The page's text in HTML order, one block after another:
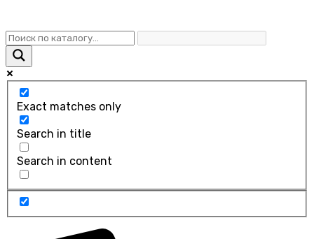
Exact matches only
Search in title
Search in content